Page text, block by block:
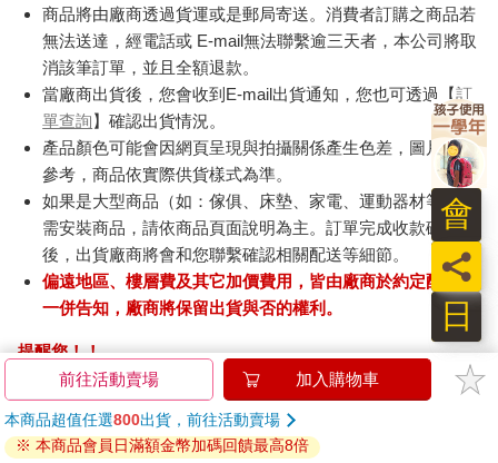
商品將由廠商透過貨運或是郵局寄送。消費者訂購之商品若
無法送達，經電話或 E-mail無法聯繫逾三天者，本公司將取
消該筆訂單，並且全額退款。
當廠商出貨後，您會收到E-mail出貨通知，您也可透過【訂
單查詢】確認出貨情況。
產品顏色可能會因網頁呈現與拍攝關係產生色差，圖片僅供
參考，商品依實際供貨樣式為準。
如果是大型商品（如：傢俱、床墊、家電、運動器材等）及
需安裝商品，請依商品頁面說明為主。訂單完成收款確認
後，出貨廠商將會和您聯繫確認相關配送等細節。
偏遠地區、樓層費及其它加價費用，皆由廠商於約定配送時
一併告知，廠商將保留出貨與否的權利。
提醒您！！
金石堂及銀行均不會請您操作ATM! 如接獲電話要求您前往
ATM提款機，請不要聽從指示，以免受騙上當！
退換貨須知：
前往活動賣場 加入購物車
本商品超值任選800出貨，前往活動賣場
※ 本商品會員日滿額金幣加碼回饋最高8倍
日
員
會